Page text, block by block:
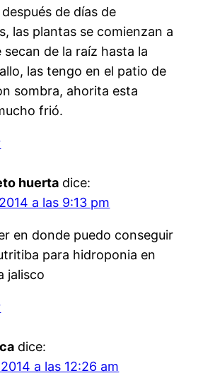
de días de
las plantas se comienzan a
secan de la raíz hasta la
las tengo en el patio de
sombra, ahorita esta
frió.
huerta dice:
a las 9:13 pm
en donde puedo conseguir
para hidroponia en
jalisco
dice:
a las 12:26 am